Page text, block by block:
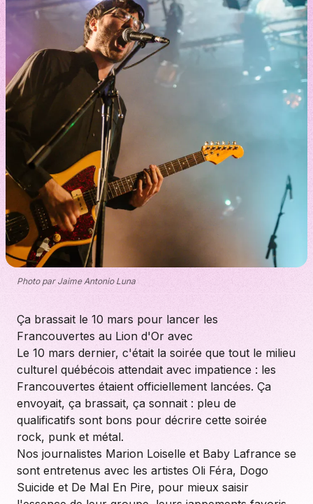
Photo par Jaime Antonio Luna
Ça brassait le 10 mars pour lancer les
Francouvertes au Lion d'Or avec
Le 10 mars dernier, c'était la soirée que tout le milieu
culturel québécois attendait avec impatience : les
Francouvertes étaient officiellement lancées. Ça
envoyait, ça brassait, ça sonnait : pleu de
qualificatifs sont bons pour décrire cette soirée
rock, punk et métal.
Nos journalistes Marion Loiselle et Baby Lafrance se
sont entretenus avec les artistes Oli Féra, Dogo
Suicide et De Mal En Pire, pour mieux saisir